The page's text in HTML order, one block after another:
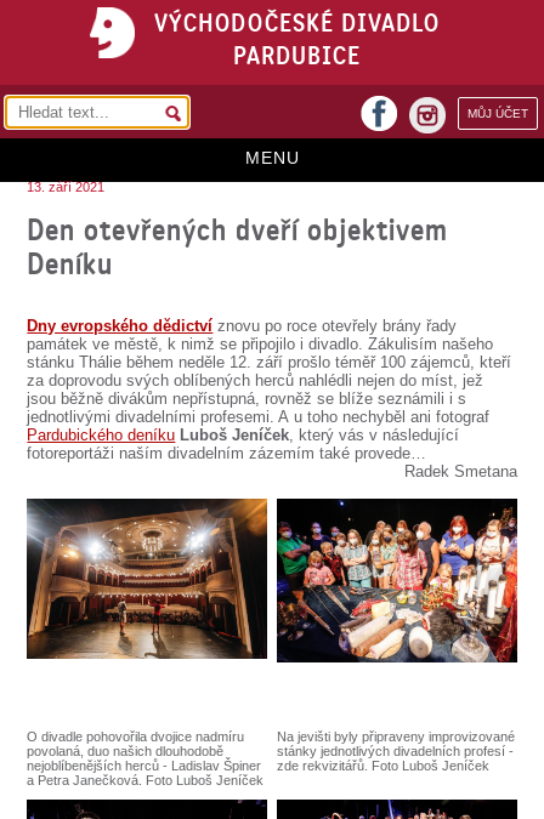
VÝCHODOČESKÉ DIVADLO
PARDUBICE
MŮJ ÚČET
facebook
MENU
VSTUPENKY
PŘEDPLATNÉ
KONTAKTY
O DIVADLE
SOUBOR
DÁLE NABÍZÍME
13. září 2021
Den otevřených dveří objektivem
Deníku
Dny evropského dědictví znovu po roce otevřely brány řady
památek ve městě, k nimž se připojilo i divadlo. Zákulisím našeho
stánku Thálie během neděle 12. září prošlo téměř 100 zájemců, kteří
za doprovodu svých oblíbených herců nahlédli nejen do míst, jež
jsou běžně divákům nepřístupná, rovněž se blíže seznámili i s
jednotlivými divadelními profesemi. A u toho nechyběl ani fotograf
Pardubického deníku Luboš Jeníček, který vás v následující
fotoreportáži naším divadelním zázemím také provede…
Radek Smetana
O divadle pohovořila dvojice nadmíru
povolaná, duo našich dlouhodobě
nejoblíbenějších herců - Ladislav Špiner
a Petra Janečková. Foto Luboš Jeníček
Na jevišti byly připraveny improvizované
stánky jednotlivých divadelních profesí -
zde rekvizitářů. Foto Luboš Jeníček